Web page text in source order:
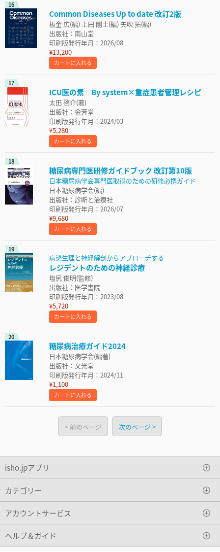
16
Common Diseases Up to date 改訂2版
板金 広(編) 上田 剛士(編) 矢吹 拓(編)
出版社：南山堂
印刷版発行年月：2026/08
¥13,200
カートに入れる
17
ICU医の素 By system×重症患者管理レシピ
太田 啓介(著)
出版社：金芳堂
印刷版発行年月：2024/03
¥5,280
カートに入れる
18
糖尿病専門医研修ガイドブック 改訂第10版
日本糖尿病学会専門医取得のための研修必携ガイド
日本糖尿病学会(編)
出版社：診断と治療社
印刷版発行年月：2026/07
¥9,680
カートに入れる
19
病態生理と神経解剖からアプローチする
レジデントのための神経診療
塩尻 俊明(監修)
出版社：医学書院
印刷版発行年月：2023/08
¥5,720
カートに入れる
20
糖尿病治療ガイド2024
日本糖尿病学会(編著)
出版社：文光堂
印刷版発行年月：2024/11
¥1,100
カートに入れる
前のページ 次のページ
isho.jpアプリ
カテゴリー
アカウントサービス
ヘルプ＆ガイド